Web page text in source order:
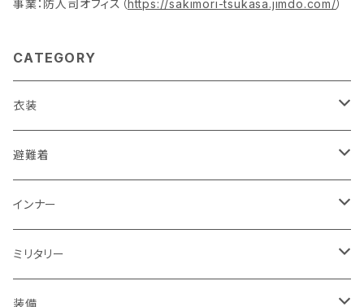
事業：防人司オフィス（ https://sakimori-tsukasa.jimdo.com/）
CATEGORY
衣装
活動服（防災服）
ドライウエア
赤色系
レスキュー
POLICE・警察
バッジ
取扱権利（販売など）
避難着
レディス
ドライウエア
メンズ
ドライウエア
インナー
レディス
メンズ
ミリタリー
ベスト
装備